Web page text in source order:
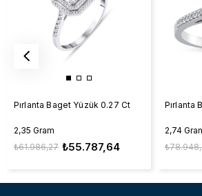
Pırlanta Baget Yüzük 0.27 Ct
2,35 Gram
₺55.787,64
₺61.986,27
Pırlanta
2,74